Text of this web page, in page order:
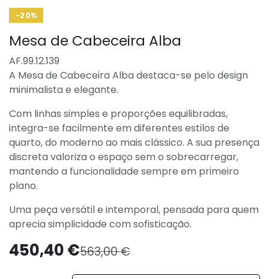
-20%
Mesa de Cabeceira Alba
AF.99.12.139
A Mesa de Cabeceira Alba destaca-se pelo design
minimalista e elegante.
Com linhas simples e proporções equilibradas,
integra-se facilmente em diferentes estilos de
quarto, do moderno ao mais clássico. A sua presença
discreta valoriza o espaço sem o sobrecarregar,
mantendo a funcionalidade sempre em primeiro
plano.
Uma peça versátil e intemporal, pensada para quem
aprecia simplicidade com sofisticação.
450,40€563,00€